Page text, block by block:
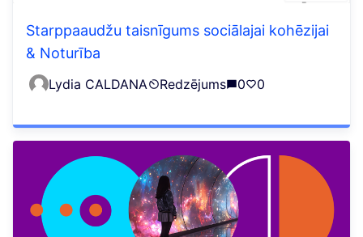
Starppaaudžu taisnīgums sociālajai kohēzijai
& Noturība
Lydia CALDANA Redzējums 0 0